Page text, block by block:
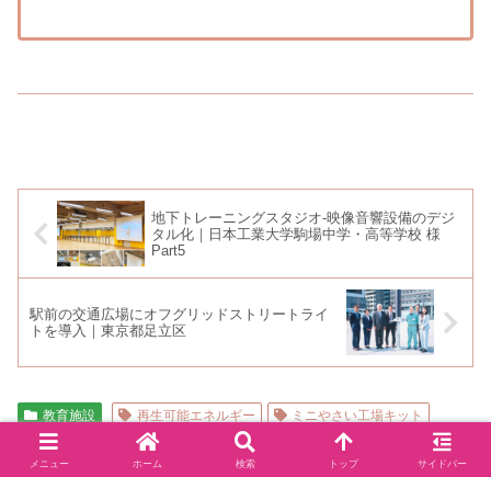
地下トレーニングスタジオ-映像音響設備のデジ
タル化｜日本工業大学駒場中学・高等学校 様
Part5
駅前の交通広場にオフグリッドストリートライ
トを導入｜東京都足立区
教育施設 再生可能エネルギー
ミニやさい工場キット
ものづくりDr.KidsKeyアカデミー
メニュー ホーム 検索 トップ サイドバー